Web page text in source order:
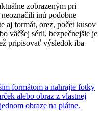
zobrazeným pri
inú podobne
aj formát, orez, počet kusov
väčšej sérii, bezpečnejšie je
pripisovať výsledok iba
formátom a nahrajte fotky
alebo obraz z vlastnej
obraze na plátne.